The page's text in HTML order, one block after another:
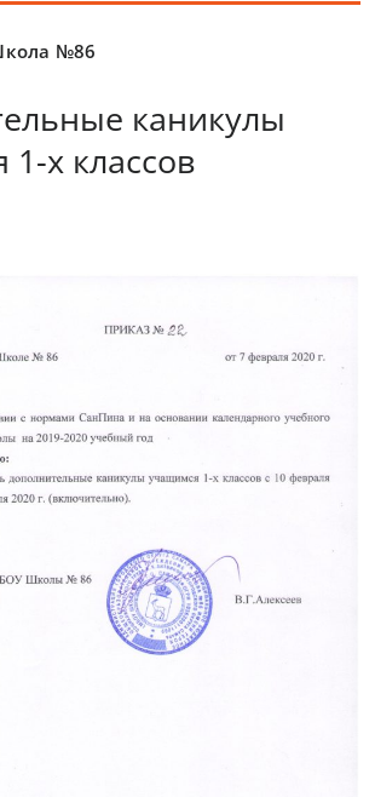
№86
каникулы
х классов